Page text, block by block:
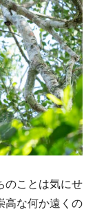
のことは気にせ
高な何か遠くの